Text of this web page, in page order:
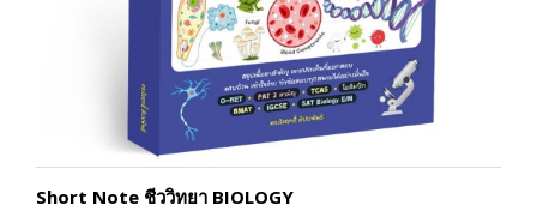
Short Note ชีววิทยา BIOLOGY